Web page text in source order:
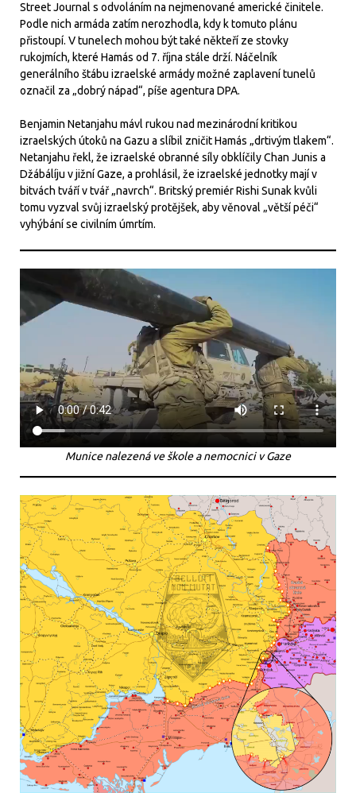
Street Journal s odvoláním na nejmenované americké činitele.
Podle nich armáda zatím nerozhodla, kdy k tomuto plánu
přistoupí. V tunelech mohou být také někteří ze stovky
rukojmích, které Hamás od 7. října stále drží. Náčelník
generálního štábu izraelské armády možné zaplavení tunelů
označil za „dobrý nápad“, píše agentura DPA.
Benjamin Netanjahu mávl rukou nad mezinárodní kritikou
izraelských útoků na Gazu a slíbil zničit Hamás „drtivým tlakem“.
Netanjahu řekl, že izraelské obranné síly obklíčily Chan Junis a
Džábálíju v jižní Gaze, a prohlásil, že izraelské jednotky mají v
bitvách tváří v tvář „navrch“. Britský premiér Rishi Sunak kvůli
tomu vyzval svůj izraelský protějšek, aby věnoval „větší péči“
vyhýbání se civilním úmrtím.
Munice nalezená ve škole a nemocnici v Gaze